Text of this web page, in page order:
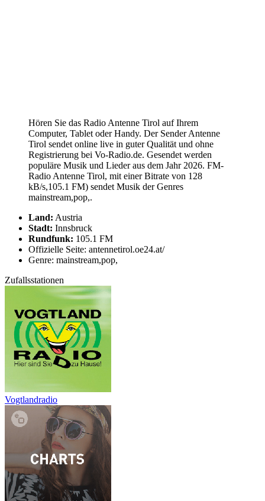
Hören Sie das Radio Antenne Tirol auf Ihrem
Computer, Tablet oder Handy. Der Sender Antenne
Tirol sendet online live in guter Qualität und ohne
Registrierung bei Vo-Radio.de. Gesendet werden
populäre Musik und Lieder aus dem Jahr 2026. FM-
Radio Antenne Tirol, mit einer Bitrate von 128
kB/s,105.1 FM) sendet Musik der Genres
mainstream,pop,.
Land: Austria
Stadt: Innsbruck
Rundfunk: 105.1 FM
Offizielle Seite: antennetirol.oe24.at/
Genre: mainstream,pop,
Zufallsstationen
Vogtlandradio